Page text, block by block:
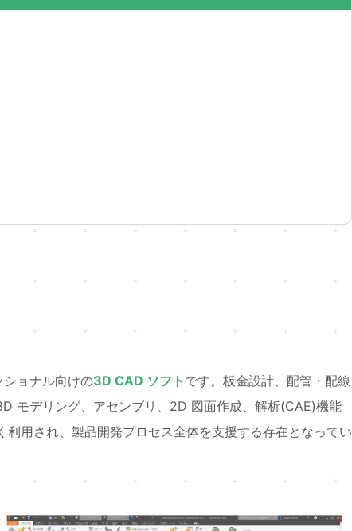
ョナル向けの3D CAD ソフトです。板金設計、配管・配線
モデリング、アセンブリ、2D 図面作成、解析(CAE)機能
用され、製品開発プロセス全体を支援する存在となってい